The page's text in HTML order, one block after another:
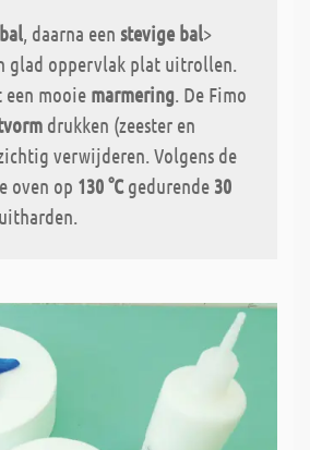
, daarna een stevige bal>
glad oppervlak plat uitrollen.
mooie marmering. De Fimo
drukken (zeester en
verwijderen. Volgens de
oven op 130 °Cgedurende 30